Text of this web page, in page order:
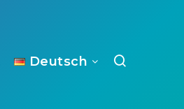
Deutsch